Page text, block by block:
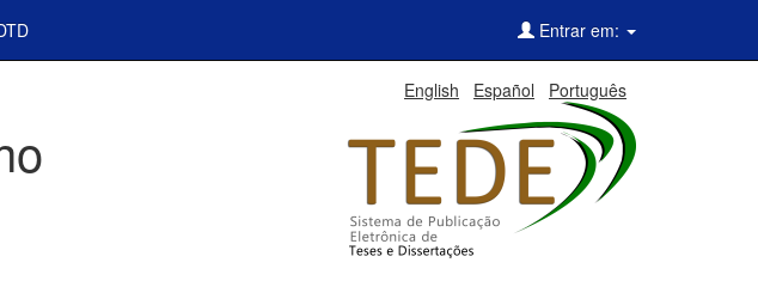
Entrar em:
English Español Português